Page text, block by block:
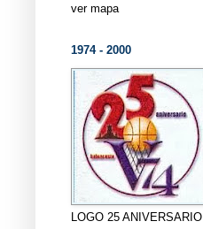
ver mapa
1974 - 2000
LOGO 25 ANIVERSARIO